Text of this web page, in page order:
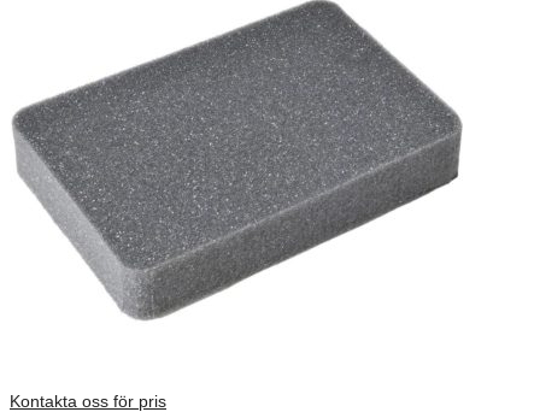
Kontakta oss för pris